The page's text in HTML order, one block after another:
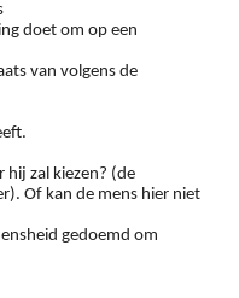
doet om op een
van volgens de
hij zal kiezen? (de
Of kan de mens hier niet
gedoemd om